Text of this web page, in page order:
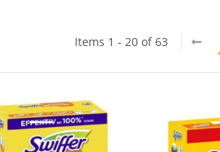
Items 1 - 20 of 63